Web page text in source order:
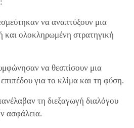
να αναπτύξουν μια
και ολοκληρωμένη στρατηγική
να θεσπίσουν μια
για το κλίμα και τη φύση.
τη διεξαγωγή διαλόγου
ασφάλεια.